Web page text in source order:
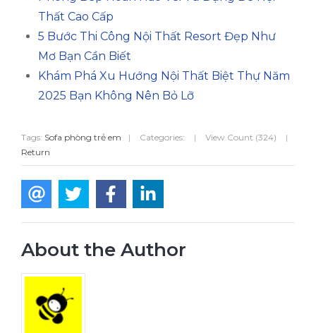
Thất Cao Cấp
5 Bước Thi Công Nội Thất Resort Đẹp Như
Mơ Bạn Cần Biết
Khám Phá Xu Hướng Nội Thất Biệt Thự Năm
2025 Bạn Không Nên Bỏ Lỡ
Tags: Sofa phòng trẻ em | Categories: | View Count (324)
|
Return
About the Author